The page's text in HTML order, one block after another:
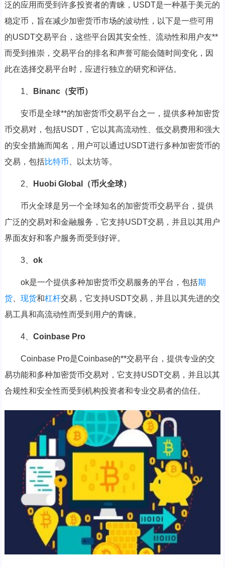
泛的应用而受到许多投资者的青睐，USDT是一种基于美元的
稳定币，旨在减少加密货币市场的波动性，以下是一些可用
的USDT交易平台，这些平台因其安全性、流动性和用户友**
而受到推崇，交易平台的排名和声誉可能会随时间变化，因
此在选择交易平台时，应进行独立的研究和评估。
1、 Binanc（安币）
安币是全球**的加密货币交易平台之一，提供多种加密货
币交易对，包括USDT，它以其高流动性、低交易费用和强大
的安全措施而闻名，用户可以通过USDT进行多种加密货币的
交易，包括比特币 、以太坊等。
2、 Huobi Global（币火全球）
币火全球是另一个全球知名的加密货币交易平台，提供
广泛的交易对和金融服务，它支持USDT交易，并且以其用户
界面友好和客户服务而受到好评。
3、 ok
ok是一个提供多种加密货币交易服务的平台，包括期
货、 现货和杠杆交易，它支持USDT交易，并且以其先进的交
易工具和高流动性而受到用户的青睐。
4、 Coinbase Pro
Coinbase Pro是Coinbase的**交易平台，提供专业的交
易功能和多种加密货币交易对，它支持USDT交易，并且以其
合规性和安全性而受到机构投资者和专业交易者的信任。